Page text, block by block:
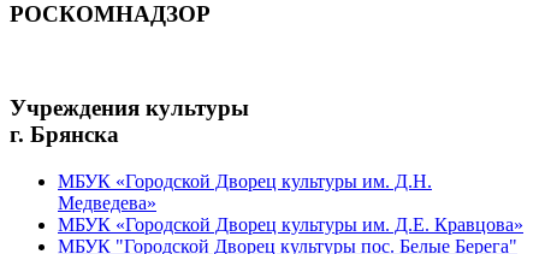
РОСКОМНАДЗОР
Учреждения культуры
г. Брянска
МБУК «Городской Дворец культуры им. Д.Н.
Медведева»
МБУК «Городской Дворец культуры им. Д.Е. Кравцова»
МБУК "Городской Дворец культуры пос. Белые Берега"